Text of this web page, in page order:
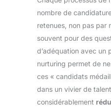
nombre de
retenues, non pas par
souvent pour des
d’adéquation avec un
nurturing permet de
ces « candidats
dans un vivier de
considérablement